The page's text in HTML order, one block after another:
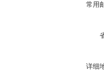
常用
详细